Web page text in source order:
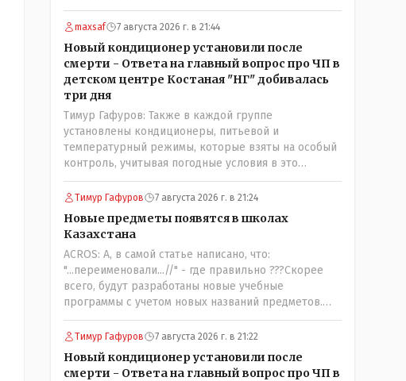
maxsaf 7 августа 2026 г. в 21:44
Новый кондиционер установили после
смерти - Ответа на главный вопрос про ЧП в
детском центре Костаная "НГ" добивалась
три дня
Тимур Гафуров: Также в каждой группе
установлены кондиционеры, питьевой и
температурный режимы, которые взяты на особый
контроль, учитывая погодные условия в это
лето.Мы решили. что это - противоречие. Вы
считаете иначе?Ну тут противоречия нет. Этот
трагедии, то есть 29 июля, когда спешно
установили и воду, и новые кондиционеры, и
впервые поставили температурный режим на
контроль. То есть первая часть - информация до
трагедии, вторая часть - информация после
трагедии, когда все уже было исправлено.
Тимур Гафуров 7 августа 2026 г. в 21:24
Новые предметы появятся в школах
Казахстана
ACROS: А, в самой статье написано, что:
"...переименовали...//" - где правильно ???Скорее
всего, будут разработаны новые учебные
программы с учетом новых названий предметов.
Так что предметы - новые. Хоть и
переименованные)
Тимур Гафуров 7 августа 2026 г. в 21:22
Новый кондиционер установили после
смерти - Ответа на главный вопрос про ЧП в